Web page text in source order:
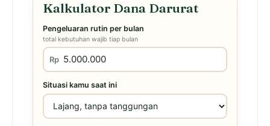
Kalkulator Dana Darurat
Pengeluaran rutin per bulan
total kebutuhan wajib tiap bulan
Rp
Situasi kamu saat ini